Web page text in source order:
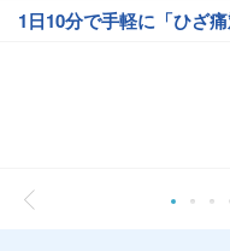
1日10分で手軽に「ひざ痛